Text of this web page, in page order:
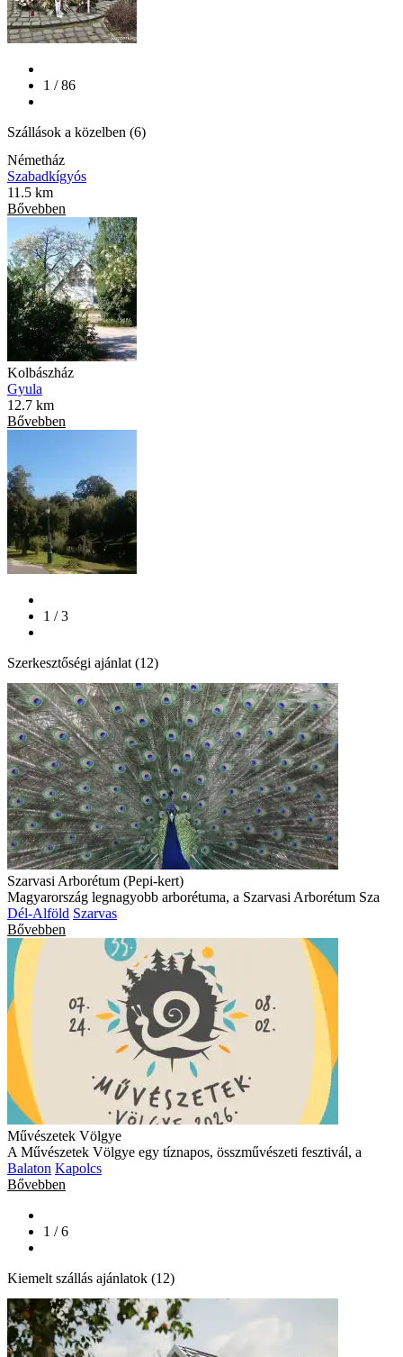
1 / 86
Szállások a közelben (6)
Németház
Szabadkígyós
11.5 km
Bővebben
Kolbászház
Gyula
12.7 km
Bővebben
1 / 3
Szerkesztőségi ajánlat (12)
Szarvasi Arborétum (Pepi-kert)
Magyarország legnagyobb arborétuma, a Szarvasi Arborétum Sza
Dél-Alföld Szarvas
Bővebben
Művészetek Völgye
A Művészetek Völgye egy tíznapos, összművészeti fesztivál, a
Balaton Kapolcs
Bővebben
1 / 6
Kiemelt szállás ajánlatok (12)